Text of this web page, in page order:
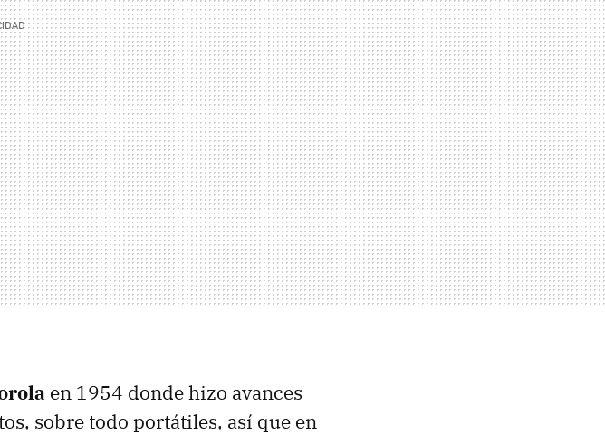
en 1954 donde hizo avances
sobre todo portátiles, así que en